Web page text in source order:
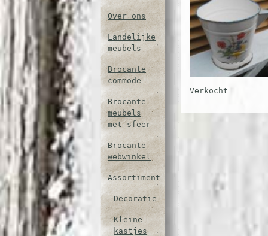
Over ons
Landelijke
meubels
Brocante
commode
Brocante
meubels
met sfeer
Brocante
webwinkel
Assortiment
Decoratie
Kleine
kastjes
Verkocht